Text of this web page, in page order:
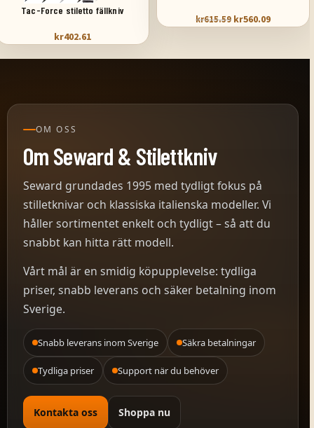
Tac-Force stiletto fällkniv
kr402.61
kr615.59 kr560.09
OM OSS
Om Seward & Stilettkniv
Seward grundades 1995 med tydligt fokus på
stilletknivar och klassiska italienska modeller. Vi
håller sortimentet enkelt och tydligt – så att du
snabbt kan hitta rätt modell.
Vårt mål är en smidig köpupplevelse: tydliga
priser, snabb leverans och säker betalning inom
Sverige.
Snabb leverans inom Sverige Säkra betalningar
Tydliga priser Support när du behöver
Kontakta oss Shoppa nu